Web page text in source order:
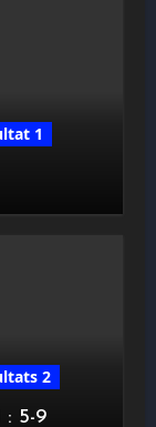
1
2
: 5-9